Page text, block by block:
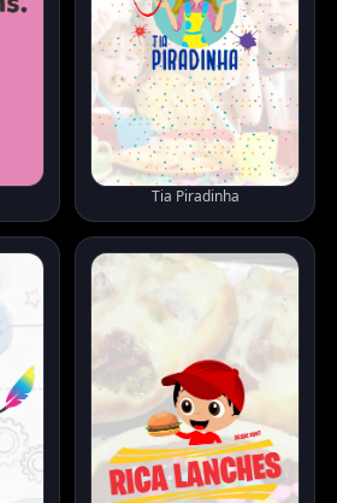
Tia Piradinha